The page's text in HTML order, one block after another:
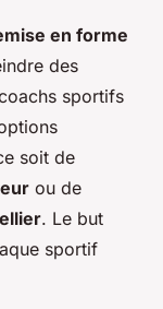
en forme
des
sportifs
soit de
ou de
. Le but
sportif